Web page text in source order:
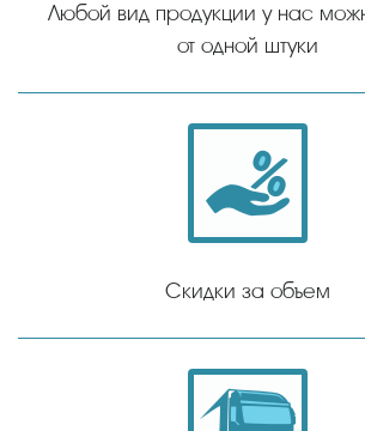
Любой вид продукции у нас
от одной штуки
Скидки за объем